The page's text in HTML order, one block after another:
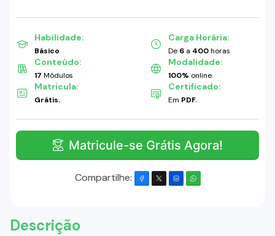
Habilidade:
Básico
Carga Horária:
De 6 a 400horas
Conteúdo:
17 Módulos
Modalidade:
100% online.
Matricula:
Grátis.
Certificado:
Em PDF.
Matricule-se Grátis Agora!
Compartilhe:
Descrição